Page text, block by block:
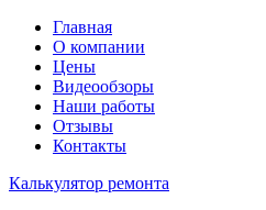
Главная
О компании
Цены
Видеообзоры
Наши работы
Отзывы
Контакты
Калькулятор ремонта